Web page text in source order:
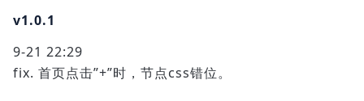
v1.0.1
9-21 22:29
fix. 首页点击”+”时，节点css错位。